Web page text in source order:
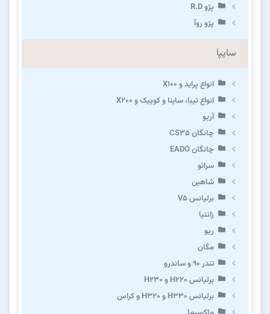
پژو R.D
پژو روآ
سایپا
انواع پراید و X100
انواع تیبا، ساینا و کوییک و X200
آریو
چانگان CS35
چانگان EADO
سراتو
شاهین
برلیانس V5
زانتیا
ریو
مگان
تندر ۹۰ و ساندرو
برلیانس H220 و H230
برلیانس H330 و H320 و کراس